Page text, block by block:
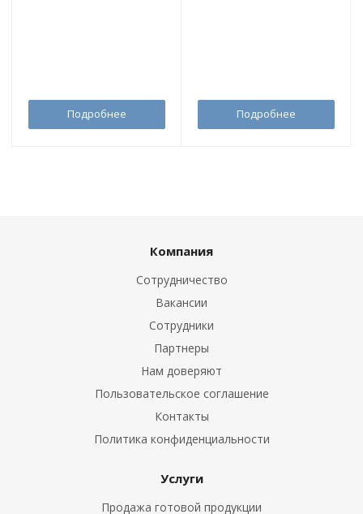
Подробнее Подробнее
Компания
Сотрудничество
Вакансии
Сотрудники
Партнеры
Нам доверяют
Пользовательское соглашение
Контакты
Политика конфиденциальности
Услуги
Продажа готовой продукции